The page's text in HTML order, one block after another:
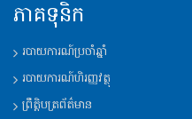
ភាគទុនិក
របាយការណ៍​ប្រចាំឆ្នាំ
របាយការណ៍​ហិរញ្ញវត្ថុ
ព្រឹត្តិបត្រព័ត៌មាន